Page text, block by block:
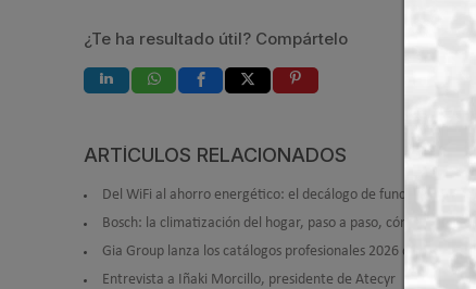
¿Te ha resultado útil? Compártelo
ARTÍCULOS RELACIONADOS
Del WiFi al ahorro energético: el decálogo de funciones
Bosch: la climatización del hogar, paso a paso, cómo se
Gia Group lanza los catálogos profesionales 2026 de HTW y
Entrevista a Iñaki Morcillo, presidente de Atecyr